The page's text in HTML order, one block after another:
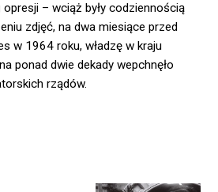
– wciąż były codziennością
zdjęć, na dwa miesiące przed
w 1964 roku, władzę w kraju
ponad dwie dekady wepchnęło
rządów.